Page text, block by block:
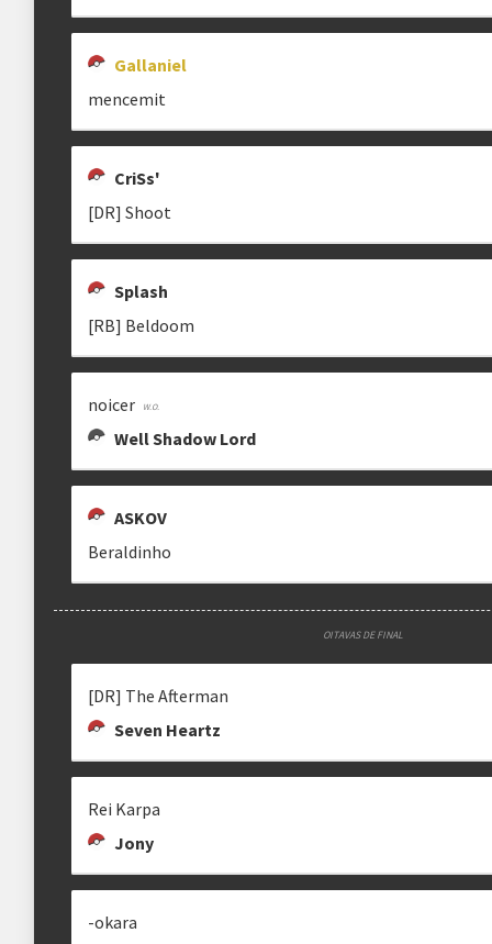
Gallaniel
mencemit
CriSs'
[DR] Shoot
Splash
[RB] Beldoom
noicer
Well Shadow Lord
ASKOV
Beraldinho
OITAVAS DE FINAL
[DR] The Afterman
Seven Heartz
Rei Karpa
Jony
-okara